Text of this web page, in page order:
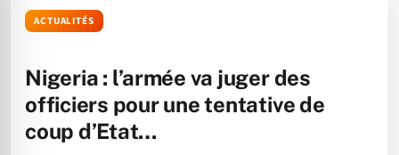
ACTUALITÉS
Nigeria : l’armée va juger des
officiers pour une tentative de
coup d’Etat…